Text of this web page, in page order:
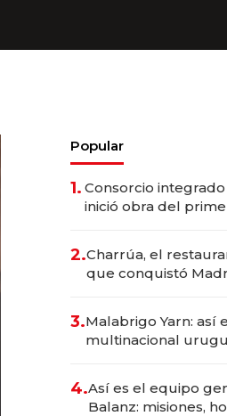
Popular
1. Consorcio
inició obra del
millones
2.Charrúa, el
que conquistó
prepara apertura
3.Malabrigo Yarn: así
multinacional
4.Así es el equipo
Balanz: misiones,